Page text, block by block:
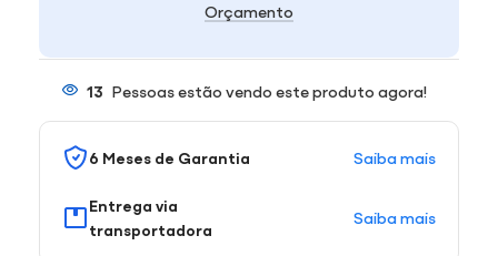
Orçamento
13 Pessoas estão vendo este produto agora!
6 Meses de Garantia Saiba mais
Entrega via
transportadora
Saiba mais